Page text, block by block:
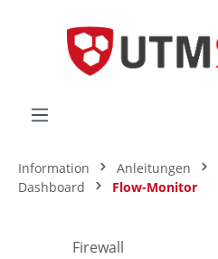
Information Anleitungen
Dashboard
Flow-Monitor
Firewall